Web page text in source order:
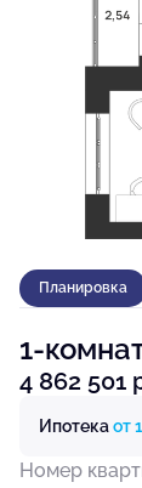
Планировка
1-
4 862 501
Ипотекаот
Номер